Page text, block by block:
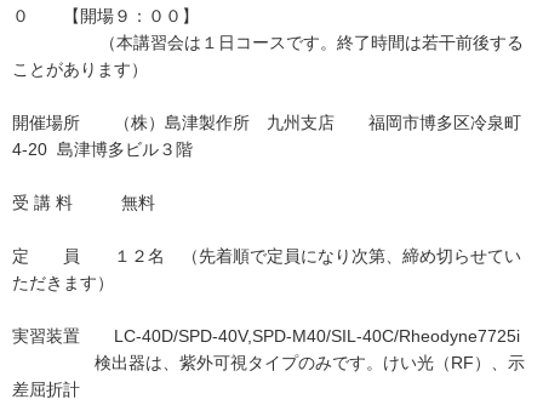
０ 【開場９：００】
（本講習会は１日コースです。終了時間は若干前後する
ことがあります）
開催場所 （株）島津製作所 九州支店 福岡市博多区冷泉町
4-20 島津博多ビル３階
受 講 料 無料
定 員 １２名 （先着順で定員になり次第、締め切らせてい
ただきます）
実習装置 LC-40D/SPD-40V,SPD-M40/SIL-40C/Rheodyne7725i
検出器は、紫外可視タイプのみです。けい光（RF）、示
差屈折計